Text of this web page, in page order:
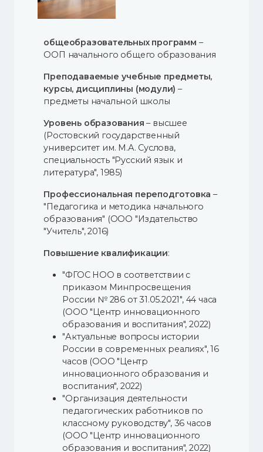
общеобразовательных программ –
ООП начального общего образования
Преподаваемые учебные предметы,
курсы, дисциплины (модули) –
предметы начальной школы
Уровень образования – высшее
(Ростовский государственный
университет им. М.А. Суслова,
специальность "Русский язык и
литература", 1985)
Профессиональная переподготовка –
"Педагогика и методика начального
образования" (ООО "Издательство
"Учитель", 2016)
Повышение квалификации:
"ФГОС НОО в соответствии с
приказом Минпросвещения
России № 286 от 31.05.2021", 44 часа
(ООО "Центр инновационного
образования и воспитания", 2022)
"Актуальные вопросы истории
России в современных реалиях", 16
часов (ООО "Центр
инновационного образования и
воспитания", 2022)
"Организация деятельности
педагогических работников по
классному руководству", 36 часов
(ООО "Центр инновационного
образования и воспитания", 2022)